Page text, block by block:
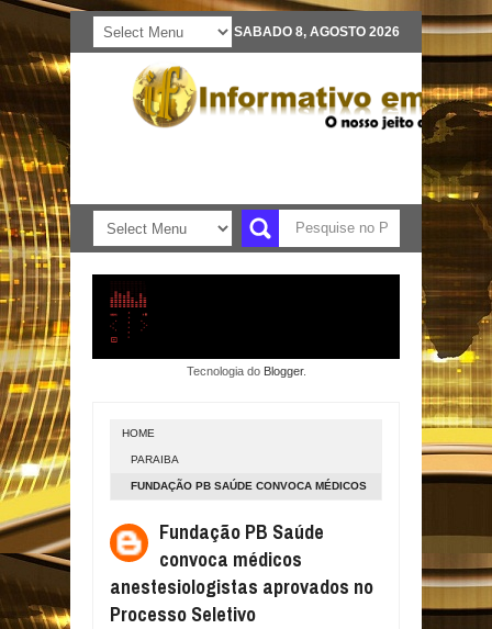
SABADO 8, AGOSTO 2026
Tecnologia do Blogger.
HOME
PARAIBA
FUNDAÇÃO PB SAÚDE CONVOCA MÉDICOS
PROCESSO SELETIVO
Fundação PB Saúde
convoca médicos
anestesiologistas aprovados no
Processo Seletivo